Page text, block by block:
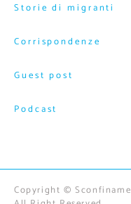
Storie di migranti
Corrispondenze
Guest post
Podcast
Copyright ©